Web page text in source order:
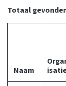
Totaal
Naam